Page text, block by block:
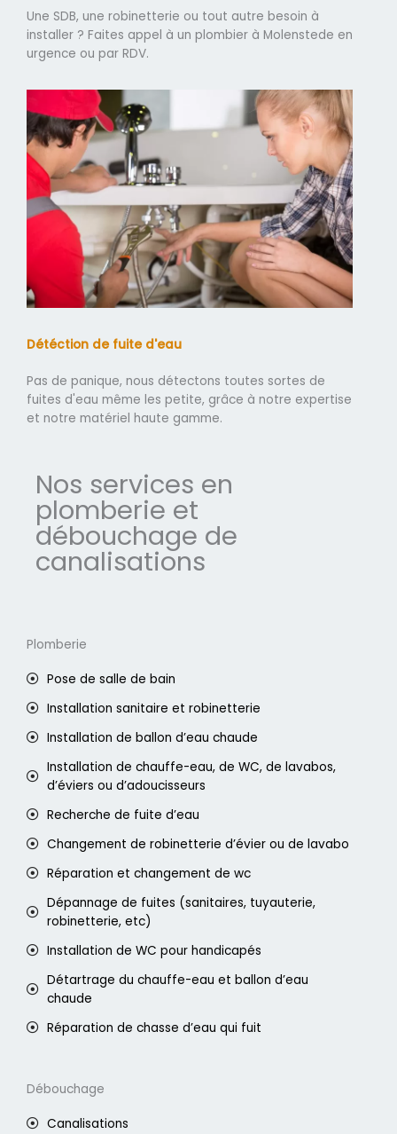
Une SDB, une robinetterie ou tout autre besoin à
installer ? Faites appel à un plombier à Molenstede en
urgence ou par RDV.
Détéction de fuite d'eau
Pas de panique, nous détectons toutes sortes de
fuites d'eau même les petite, grâce à notre expertise
et notre matériel haute gamme.
Nos services en
plomberie et
débouchage de
canalisations
Plomberie
Pose de salle de bain
Installation sanitaire et robinetterie
Installation de ballon d’eau chaude
Installation de chauffe-eau, de WC, de lavabos,
d’éviers ou d’adoucisseurs
Recherche de fuite d’eau
Changement de robinetterie d’évier ou de lavabo
Réparation et changement de wc
Dépannage de fuites (sanitaires, tuyauterie,
robinetterie, etc)
Installation de WC pour handicapés
Détartrage du chauffe-eau et ballon d’eau
chaude
Réparation de chasse d’eau qui fuit
Débouchage
Canalisations